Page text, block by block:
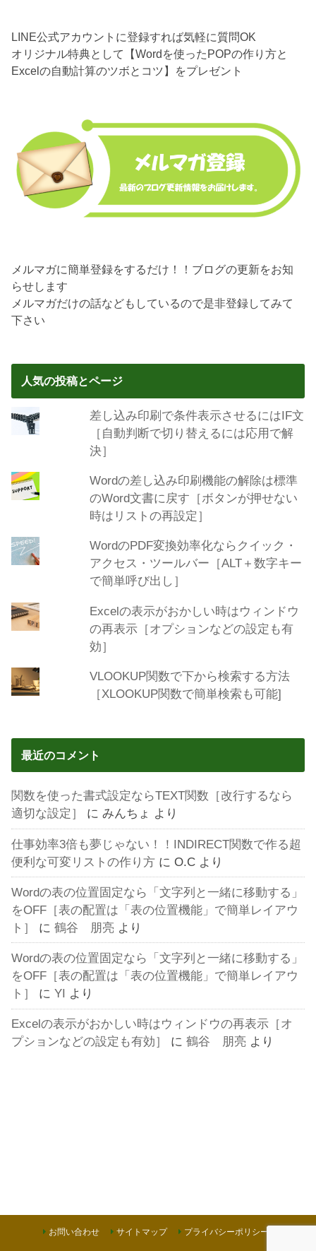
LINE公式アカウントに登録すれば気軽に質問OK
オリジナル特典として【Wordを使ったPOPの作り方と
Excelの自動計算のツボとコツ】をプレゼント
メルマガに簡単登録をするだけ！！ブログの更新をお知
らせします
メルマガだけの話などもしているので是非登録してみて
下さい
人気の投稿とページ
差し込み印刷で条件表示させるにはIF文
［自動判断で切り替えるには応用で解
決］
Wordの差し込み印刷機能の解除は標準
のWord文書に戻す［ボタンが押せない
時はリストの再設定］
WordのPDF変換効率化ならクイック・
アクセス・ツールバー［ALT＋数字キー
で簡単呼び出し］
Excelの表示がおかしい時はウィンドウ
の再表示［オプションなどの設定も有
効］
VLOOKUP関数で下から検索する方法
［XLOOKUP関数で簡単検索も可能]
最近のコメント
関数を使った書式設定ならTEXT関数［改行するなら
適切な設定］
にみんちょ より
仕事効率3倍も夢じゃない！！INDIRECT関数で作る超
便利な可変リストの作り方 にO.C より
Wordの表の位置固定なら「文字列と一緒に移動する」
をOFF［表の配置は「表の位置機能」で簡単レイアウ
ト］
に鶴谷 朋亮 より
Wordの表の位置固定なら「文字列と一緒に移動する」
をOFF［表の配置は「表の位置機能」で簡単レイアウ
ト］
にYI より
Excelの表示がおかしい時はウィンドウの再表示［オ
プションなどの設定も有効］
に鶴谷 朋亮 より
お問い合わせ サイトマップ プライバシーポリシー